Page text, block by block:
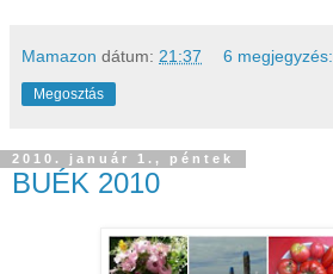
Mamazon dátum: 21:37 6 megjegyzés:
Megosztás
2010. január 1., péntek
BUÉK 2010